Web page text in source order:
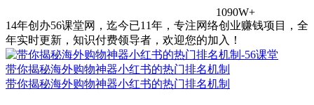
1090W+
14年创办56课堂网，迄今已11年，专注网络创业赚钱项目，全
年实时更新，知识付费领导者，欢迎您的加入！
带你揭秘海外购物神器小红书的热门排名机制
带你揭秘海外购物神器小红书的热门排名机制